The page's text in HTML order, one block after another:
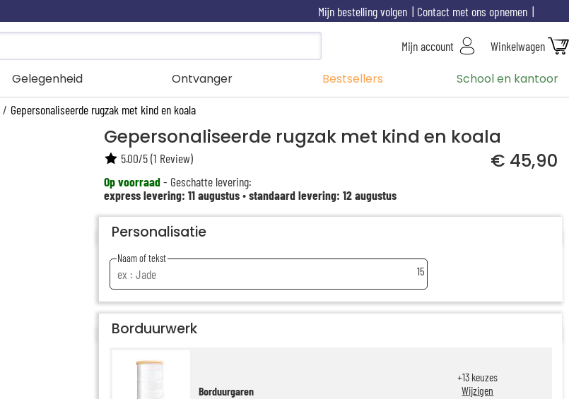
Contact met ons opnemen
Mijn bestelling volgen
Mijn account Winkelwagen
Gelegenheid Ontvanger Bestsellers School en kantoor
/ Gepersonaliseerde rugzak met kind en koala
Gepersonaliseerde rugzak met kind en koala
€ 45,90
Op voorraad- Geschatte levering:
express levering: 11 augustus•standaard levering: 12 augustus
5.00/5(1 Review)
Personalisatie
Naam of tekst
15
Borduurwerk
Borduurgaren
+13 keuzes
Wijzigen